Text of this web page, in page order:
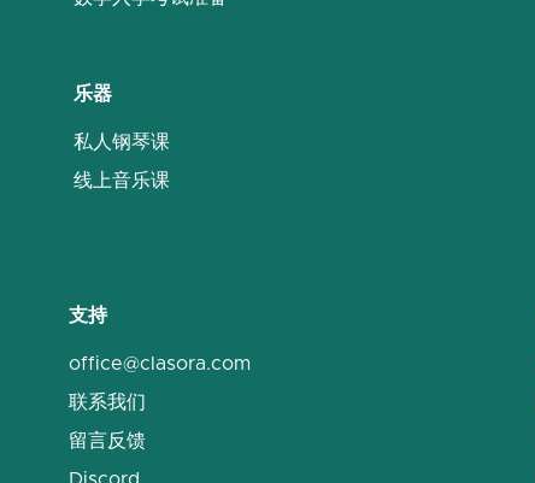
乐器
私人钢琴课
线上音乐课
支持
office@clasora.com
联系我们
留言反馈